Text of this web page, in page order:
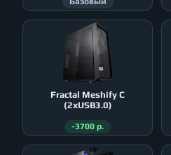
Fractal Meshify C
(2xUSB3.0)
-3700 р.